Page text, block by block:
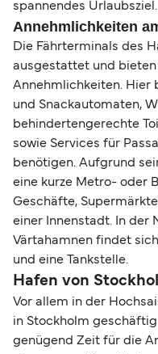
spannendes Urlaubsziel.
Annehmlichkeiten
Die Fährterminals des
ausgestattet und
Annehmlichkeiten. Hier
und Snackautomaten,
behindertengerechte
sowie Services für
benötigen. Aufgrund
eine kurze Metro- oder
Geschäfte,
einer Innenstadt. In der
Värtahamnen findet
und eine Tankstelle.
Hafen von
Vor allem in der
in Stockholm
genügend Zeit für die